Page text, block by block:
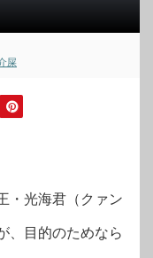
屎
・光海君（クァン
、目的のためなら